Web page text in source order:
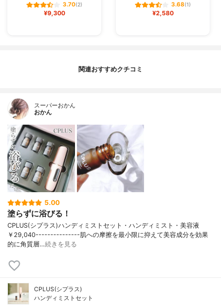
3.70(2)
¥9,300
3.68(1)
¥2,580
関連おすすめクチコミ
スーパーおかん
おかん
5.00
塗らずに浴びる！
CPLUS(シプラス)ハンディミストセット・ハンディミスト・美容液
￥29,040---------------肌への摩擦を最小限に抑えて美容成分を効果
的に角質層…続きを見る
CPLUS(シプラス)
ハンディミストセット